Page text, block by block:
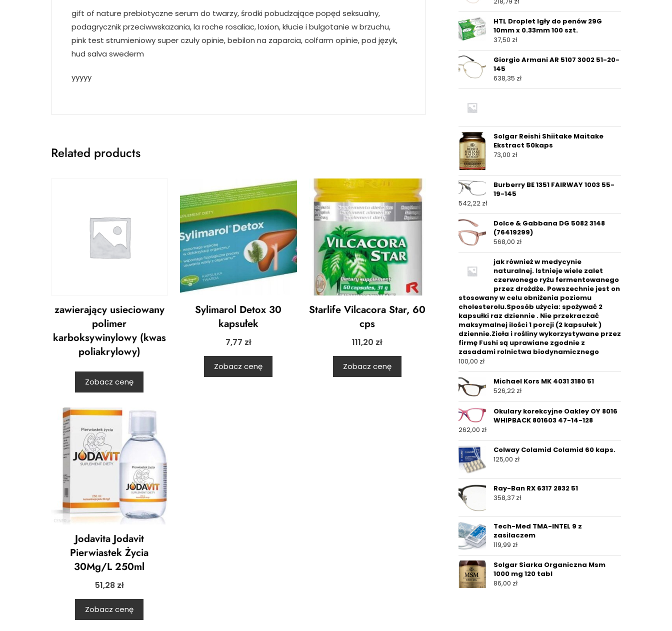
gift of nature prebiotyczne serum do twarzy, środki pobudzające popęd seksualny,
podagrycznik przeciwwskazania, la roche rosaliac, loxion, kłucie i bulgotanie w brzuchu,
pink test strumieniowy super czuły opinie, bebilon na zaparcia, colfarm opinie, pod język,
hud salva swederm
yyyyy
Related products
zawierający usieciowany
polimer
karboksywinylowy (kwas
poliakrylowy)
Zobacz cenę
Sylimarol Detox 30
kapsułek
7,77 zł
Zobacz cenę
Starlife Vilcacora Star, 60
cps
111,20 zł
Zobacz cenę
Jodavita Jodavit
Pierwiastek Życia
30Mg/L 250ml
51,28 zł
Zobacz cenę
HTL Droplet Igły do penów 29G
10mm x 0.33mm 100 szt.
37,50 zł
Giorgio Armani AR 5107 3002 51-20-
145
638,35 zł
Solgar Reishi Shiitake Maitake
Ekstract 50kaps
73,00 zł
Burberry BE 1351 FAIRWAY 1003 55-
19-145
542,22 zł
Dolce & Gabbana DG 5082 3148
(76419299)
568,00 zł
jak również w medycynie
naturalnej. Istnieje wiele zalet
czerwonego ryżu fermentowanego
przez drożdże. Powszechnie jest on
stosowany w celu obniżenia poziomu
cholesterolu.Sposób użycia: spożywać 2
kapsułki raz dziennie . Nie przekraczać
maksymalnej ilości 1 porcji (2 kapsułek )
dziennie.Zioła i rośliny wykorzystywane przez
firmę Fushi są uprawiane zgodnie z
zasadami rolnictwa biodynamicznego
100,00 zł
Michael Kors MK 4031 3180 51
526,22 zł
Okulary korekcyjne Oakley OY 8016
WHIPBACK 801603 47-14-128
262,00 zł
Colway Colamid Colamid 60 kaps.
125,00 zł
Ray-Ban RX 6317 2832 51
358,37 zł
Tech-Med TMA-INTEL 9 z
zasilaczem
119,99 zł
Solgar Siarka Organiczna Msm
1000 mg 120 tabl
86,00 zł